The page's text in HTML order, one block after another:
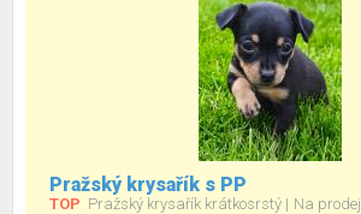
Pražský krysařík s PP
TOP Pražský krysařík krátkosrstý Na prodej